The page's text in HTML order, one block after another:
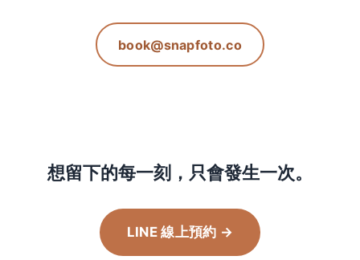
book@snapfoto.co
想留下的每一刻，只會發生一次。
LINE 線上預約 →